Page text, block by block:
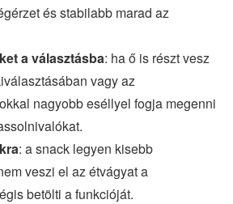
és stabilabb marad az
a választásba: ha ő is részt vesz
vagy az
nagyobb eséllyel fogja megenni
: a snack legyen kisebb
veszi el az étvágyat a
betölti a funkcióját.